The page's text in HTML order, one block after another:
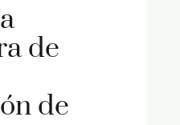
de
de